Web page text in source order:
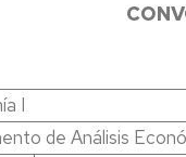
I
de Análisis